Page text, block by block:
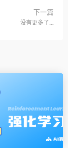
下一篇
没有更多了...